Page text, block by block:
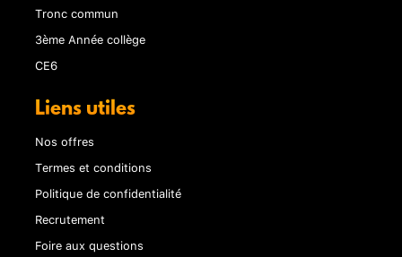
Tronc commun
3ème Année collège
CE6
Liens utiles
Nos offres
Termes et conditions
Politique de confidentialité
Recrutement
Foire aux questions